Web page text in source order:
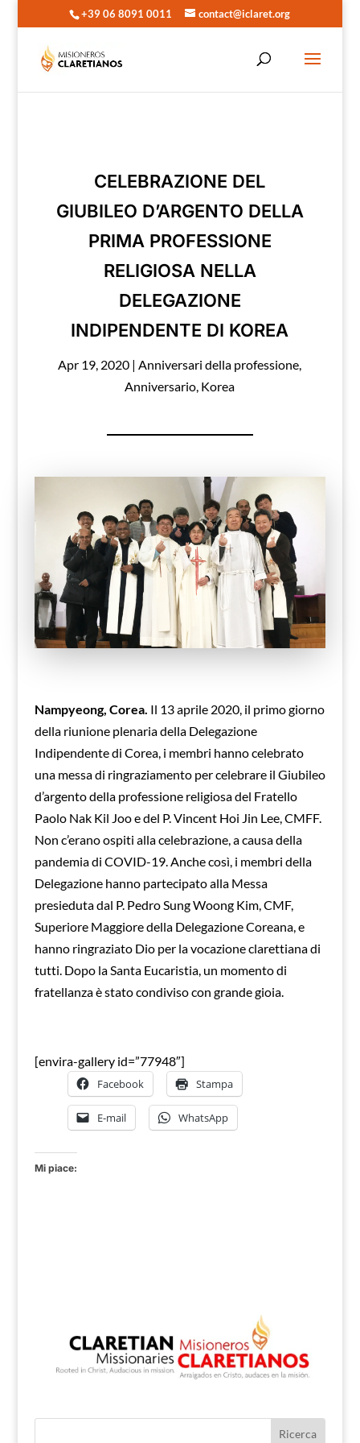
+39 06 8091 0011 contact@iclaret.org
CELEBRAZIONE DEL
GIUBILEO D’ARGENTO DELLA
PRIMA PROFESSIONE
RELIGIOSA NELLA
DELEGAZIONE
INDIPENDENTE DI KOREA
Apr 19, 2020 |Anniversari della professione,
Anniversario, Korea
Nampyeong, Corea. Il 13 aprile 2020, il primo giorno
della riunione plenaria della Delegazione
Indipendente di Corea, i membri hanno celebrato
una messa di ringraziamento per celebrare il Giubileo
d’argento della professione religiosa del Fratello
Paolo Nak Kil Joo e del P. Vincent Hoi Jin Lee, CMFF.
Non c’erano ospiti alla celebrazione, a causa della
pandemia di COVID-19. Anche così, i membri della
Delegazione hanno partecipato alla Messa
presieduta dal P. Pedro Sung Woong Kim, CMF,
Superiore Maggiore della Delegazione Coreana, e
hanno ringraziato Dio per la vocazione clarettiana di
tutti. Dopo la Santa Eucaristia, un momento di
fratellanza è stato condiviso con grande gioia.
[envira-gallery id=”77948″]
Facebook Stampa
E-mail WhatsApp
Mi piace: